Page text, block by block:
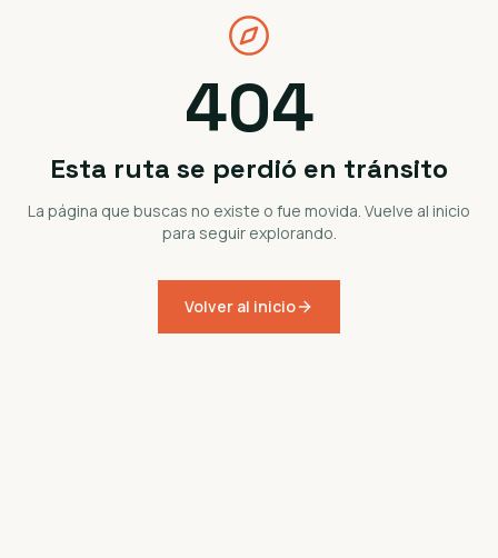
404
Esta ruta se perdió en tránsito
La página que buscas no existe o fue movida. Vuelve al inicio
para seguir explorando.
Volver al inicio